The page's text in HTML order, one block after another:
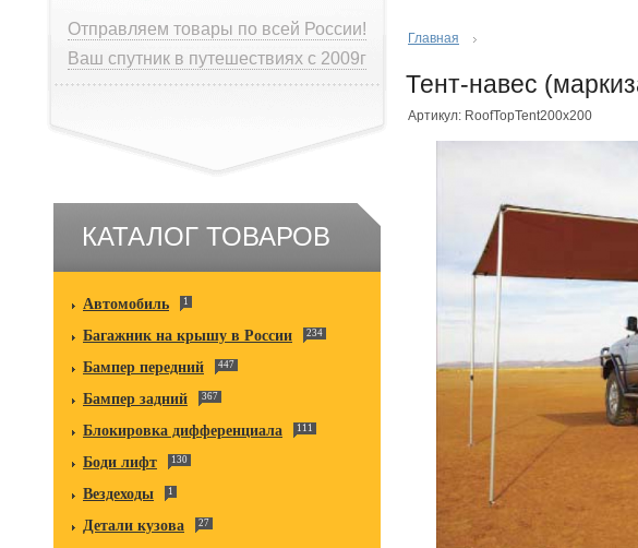
Отправляем товары по всей России!
Ваш спутник в путешествиях с 2009г
КАТАЛОГ ТОВАРОВ
Автомобиль 1
Багажник на крышу в России 234
Бампер передний 447
Бампер задний 367
Блокировка дифференциала 111
Боди лифт 130
Вездеходы 1
Детали кузова 27
Главная
Тент-навес
Артикул: RoofTopTent200x200